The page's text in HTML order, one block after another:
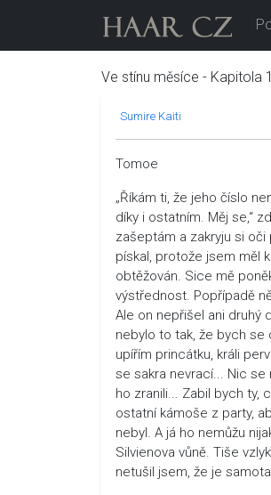
Ve stínu měsíce - Kapitola
Sumire Kaiti
Tomoe
„Říkám ti, že jeho číslo
díky i ostatním. Měj se,“
zašeptám a zakryju si
pískal, protože jsem měl
obtěžován. Sice mě
výstřednost. Popřípadě
Ale on nepřišel ani druhý
nebylo to tak, že bych se
upířím princátku, králi
se sakra nevrací... Nic
ho zranili... Zabil bych ty,
ostatní kámoše z party,
nebyl. A já ho nemůžu
Silvienova vůně. Tiše
netušil jsem, že je